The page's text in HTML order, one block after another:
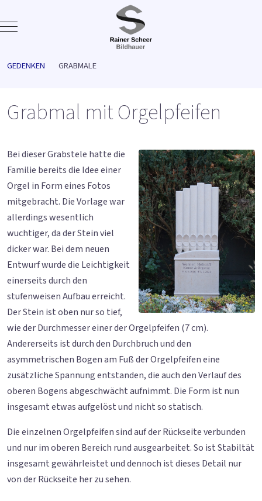
Mobile Menu Toggle
GEDENKEN GRABMALE
Grabmal mit Orgelpfeifen
Bei dieser Grabstele hatte die
Familie bereits die Idee einer
Orgel in Form eines Fotos
mitgebracht. Die Vorlage war
allerdings wesentlich
wuchtiger, da der Stein viel
dicker war. Bei dem neuen
Entwurf wurde die Leichtigkeit
einerseits durch den
stufenweisen Aufbau erreicht.
Der Stein ist oben nur so tief,
wie der Durchmesser einer der Orgelpfeifen (7 cm).
Andererseits ist durch den Durchbruch und den
asymmetrischen Bogen am Fuß der Orgelpfeifen eine
zusätzliche Spannung entstanden, die auch den Verlauf des
oberen Bogens abgeschwächt aufnimmt. Die Form ist nun
insgesamt etwas aufgelöst und nicht so statisch.
Die einzelnen Orgelpfeifen sind auf der Rückseite verbunden
und nur im oberen Bereich rund ausgearbeitet. So ist Stabiltät
insgesamt gewährleistet und dennoch ist dieses Detail nur
von der Rückseite her zu sehen.